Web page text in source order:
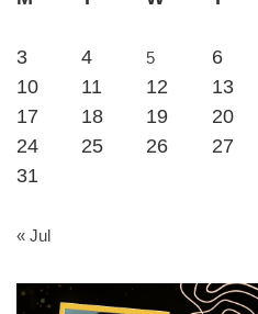
3
4 5 6
10
11 12 13
17
18 19 20
24
25 26 27
31
« Jul